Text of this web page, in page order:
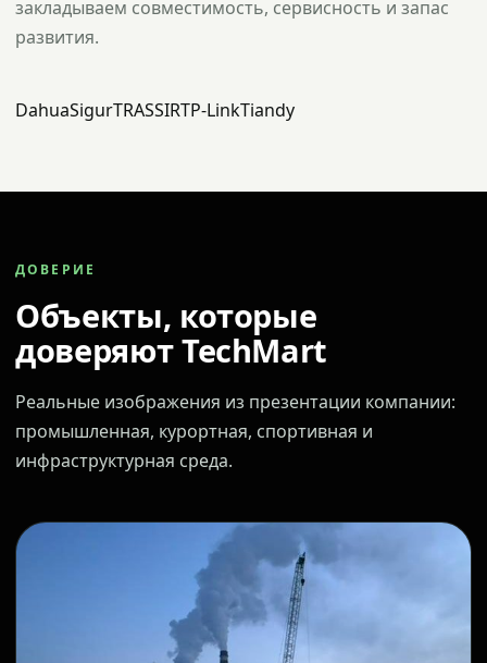
закладываем совместимость, сервисность и запас
развития.
DahuaSigurTRASSIRTP-LinkTiandy
ДОВЕРИЕ
Объекты, которые
доверяют TechMart
Реальные изображения из презентации компании:
промышленная, курортная, спортивная и
инфраструктурная среда.